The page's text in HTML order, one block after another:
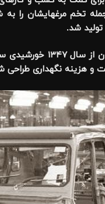
تخم مرغهایشان را
شد.
همین اتومبیل
و هزینه نگهداری طراحی